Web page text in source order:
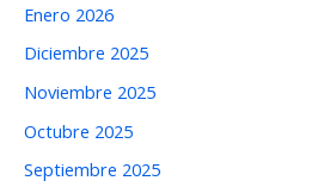
Enero 2026
Diciembre 2025
Noviembre 2025
Octubre 2025
Septiembre 2025